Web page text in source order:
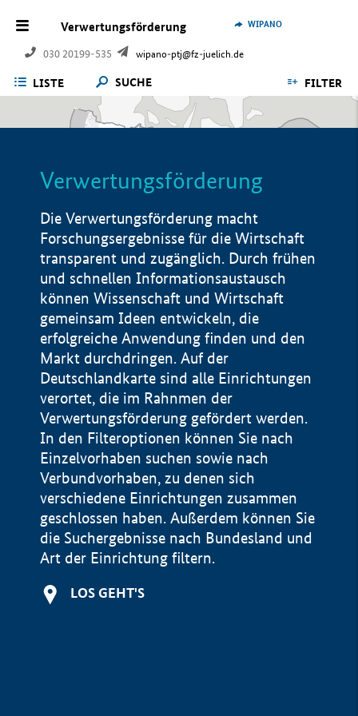
Verwertungsförderung
030 20199-535 wipano-ptj@fz-juelich.de
WIPANO
LISTE SUCHE FILTER
Verwertungsförderung
Die Verwertungsförderung macht
Forschungsergebnisse für die Wirtschaft
transparent und zugänglich. Durch frühen
und schnellen Informationsaustausch
können Wissenschaft und Wirtschaft
gemeinsam Ideen entwickeln, die
erfolgreiche Anwendung finden und den
Markt durchdringen. Auf der
Deutschlandkarte sind alle Einrichtungen
verortet, die im Rahnmen der
Verwertungsförderung gefördert werden.
In den Filteroptionen können Sie nach
Einzelvorhaben suchen sowie nach
Verbundvorhaben, zu denen sich
verschiedene Einrichtungen zusammen
geschlossen haben. Außerdem können Sie
die Suchergebnisse nach Bundesland und
Art der Einrichtung filtern.
LOS GEHT'S